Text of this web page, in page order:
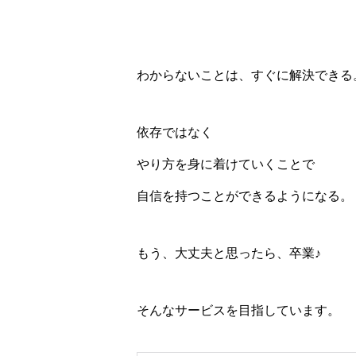
わからないことは、すぐに解決できる
依存ではなく
やり方を身に着けていくことで
自信を持つことができるようになる。
もう、大丈夫と思ったら、卒業♪
そんなサービスを目指しています。